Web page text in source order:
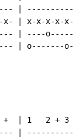
|
x- | x-x-x-x-x-
| ----
| o-------
| 1   2 + 3 +
|